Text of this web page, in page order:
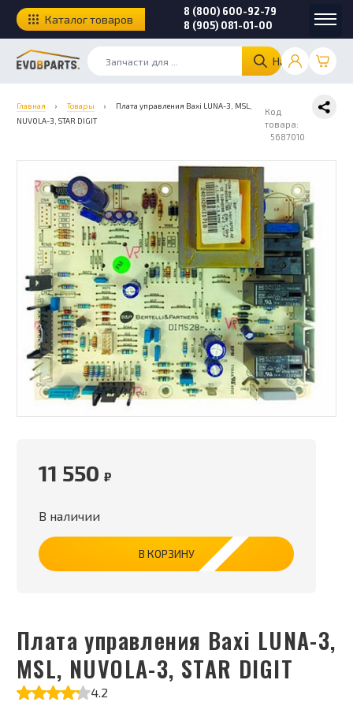
Найти
8 (800) 600-92-79
8 (905) 081-01-00
Каталог товаров
Главная › Товары ›
Плата управления Baxi LUNA-3, MSL,
NUVOLA-3, STAR DIGIT
Код
товара:
5687010
Плата управления Baxi LUNA-3,
MSL, NUVOLA-3, STAR DIGIT
4.2
11 550 ₽
В наличии
В КОРЗИНУ